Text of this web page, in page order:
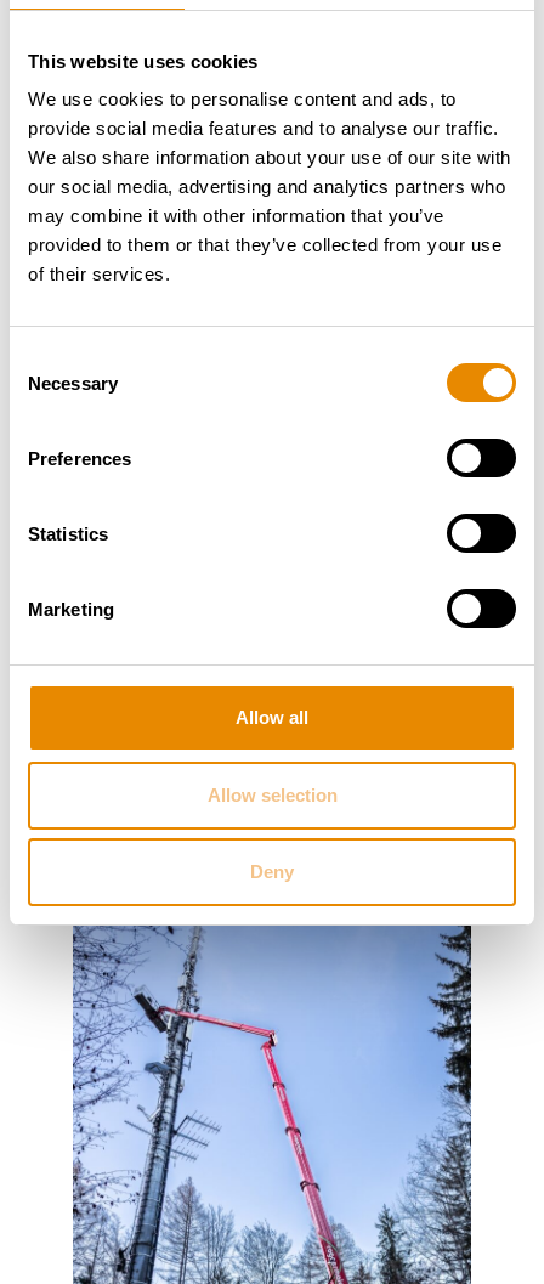
This website uses cookies
We use cookies to personalise content and ads, to
provide social media features and to analyse our traffic.
We also share information about your use of our site with
our social media, advertising and analytics partners who
may combine it with other information that you’ve
provided to them or that they’ve collected from your use
of their services.
Selection
Necessary
Preferences
Statistics
Marketing
Allow all
Allow selection
Deny
ERSTES SERIENGERÄT BEI ROGGERMAIER
IM EINSATZ
Ein besonderes Signal für den Markt: Daserste
Seriengerätdes STEIGER® T 570 HF Hybrid wurde
an das Unternehmen
Höhenzugangstechnik setzt roggermaier frühzeitig
auf innovative Antriebskonzepte und nachhaltige
Lösungen.
Alpen ist emissionsfreies Arbeiten ein entscheidender
Flexibilität und einem nachhaltigen Antriebskonzept“,
Der erfolgreiche Einsatz in den bayerischen Alpen
zeigt eindrucksvoll, wie sichhohe
Leistungsfähigkeit, flexible Einsatzmöglichkeiten
und Umweltverträglichkeit
verbinden lassen.